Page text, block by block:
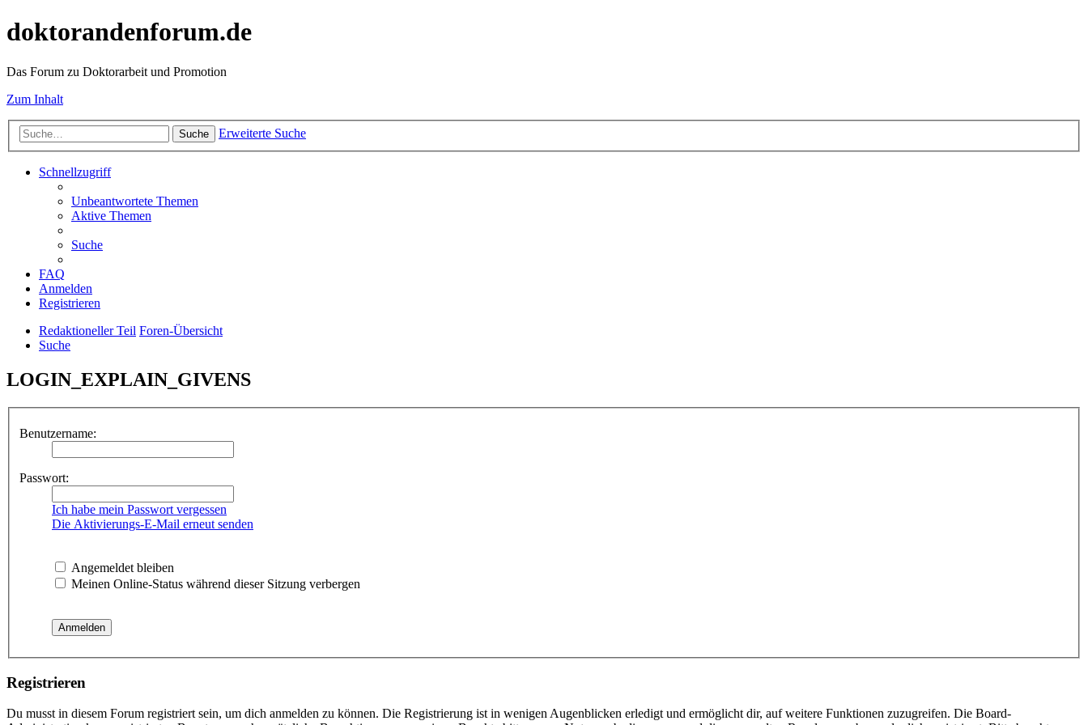
doktorandenforum.de
Das Forum zu Doktorarbeit und Promotion
Zum Inhalt
Suche Erweiterte Suche
Schnellzugriff
Unbeantwortete Themen
Aktive Themen
Suche
FAQ
Anmelden
Registrieren
Redaktioneller Teil Foren-Übersicht
Suche
LOGIN_EXPLAIN_GIVENS
Benutzername:
Passwort:
Ich habe mein Passwort vergessen
Die Aktivierungs-E-Mail erneut senden
Angemeldet bleiben
Meinen Online-Status während dieser Sitzung verbergen
Registrieren
Du musst in diesem Forum registriert sein, um dich anmelden zu können. Die Registrierung ist in wenigen Augenblicken erledigt und ermöglicht dir, auf weitere Funktionen zuzugreifen. Die Board-